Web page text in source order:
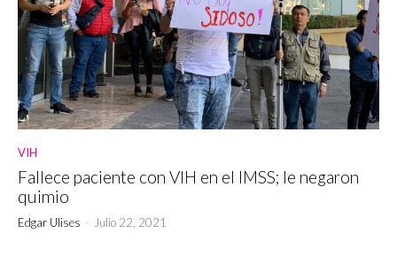
VIH
Fallece paciente con VIH en el IMSS; le negaron
quimio
Edgar Ulises - Julio 22, 2021